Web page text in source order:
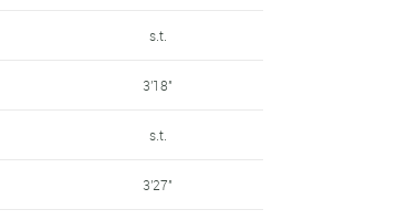
s.t.
3'18"
s.t.
3'27"